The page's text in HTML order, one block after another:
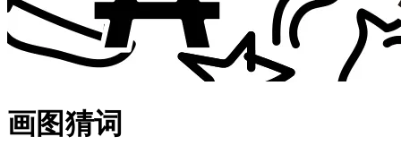
画图猜词